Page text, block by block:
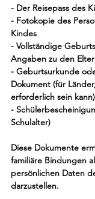
- Der Reisepass des
- Fotokopie des
Kindes
- Vollständige
Angaben zu den
- Geburtsurkunde
Dokument (für
erforderlich sein kann)
-
Schulalter)
Diese Dokumente
familiäre Bindungen
persönlichen Daten
darzustellen.